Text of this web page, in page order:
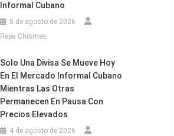
Informal Cubano
5 de agosto de 2026
Repa Chismes
Solo Una Divisa Se Mueve Hoy
En El Mercado Informal Cubano
Mientras Las Otras
Permanecen En Pausa Con
Precios Elevados
4 de agosto de 2026